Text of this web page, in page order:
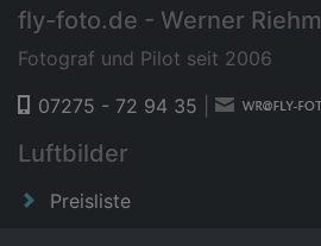
fly-foto.de - Werner Riehm
Fotograf und Pilot seit 2006
07275 - 72 94 35
Luftbilder
Preisliste